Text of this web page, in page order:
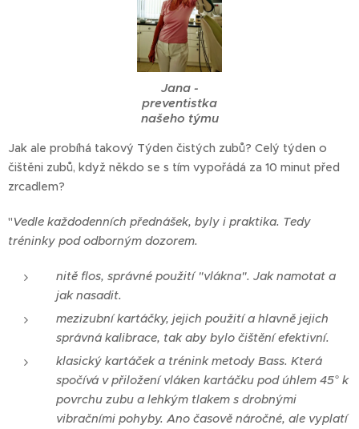
Jana -
preventistka
našeho týmu
Jak ale probíhá takový Týden čistých zubů? Celý týden o
čištěni zubů, když někdo se s tím vypořádá za 10 minut před
zrcadlem?
"Vedle každodenních přednášek, byly i praktika. Tedy
tréninky pod odborným dozorem.
nitě flos, správné použití "vlákna". Jak namotat a
jak nasadit.
mezizubní kartáčky, jejich použití a hlavně jejich
správná kalibrace, tak aby bylo čištění efektivní.
klasický kartáček a trénink metody Bass. Která
spočívá v přiložení vláken kartáčku pod úhlem 45° k
povrchu zubu a lehkým tlakem s drobnými
vibračními pohyby. Ano časově náročné, ale vyplatí